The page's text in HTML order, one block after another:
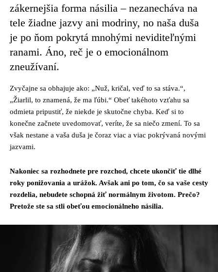
zákernejšia forma násilia – nezanecháva na
tele žiadne jazvy ani modriny, no naša duša
je po ňom pokrytá mnohými neviditeľnými
ranami. Áno, reč je o emocionálnom
zneužívaní.
Zvyčajne sa obhajuje ako: „Nuž, kričal, veď to sa stáva.“,
„Žiarlil, to znamená, že ma ľúbi.“ Obeť takéhoto vzťahu sa
odmieta pripustiť, že niekde je skutočne chyba. Keď si to
konečne začnete uvedomovať, veríte, že sa niečo zmení. To sa
však nestane a vaša duša je čoraz viac a viac pokrývaná novými
jazvami.
Nakoniec sa rozhodnete pre rozchod, chcete ukončiť tie dlhé
roky ponižovania a urážok. Avšak ani po tom, čo sa vaše cesty
rozdelia, nebudete schopná žiť normálnym životom. Prečo?
Pretože ste sa stli obeťou emocionálneho násilia.